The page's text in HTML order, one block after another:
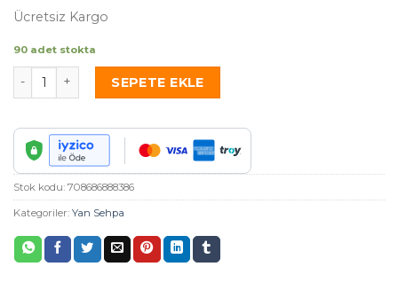
Ücretsiz Kargo
90 adet stokta
Mobievim C Yan Sehpa, Tekerlekli,Ceviz Kaplama adet
SEPETE EKLE
Stok kodu: 708686888386
Kategoriler: Yan Sehpa